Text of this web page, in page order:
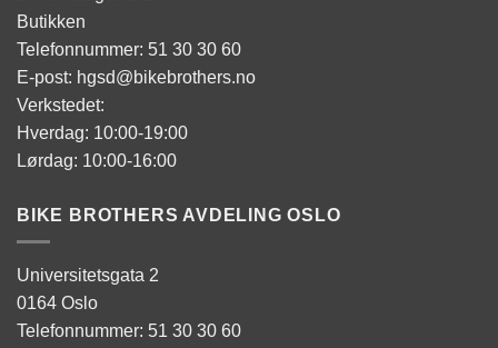
Butikken
Telefonnummer: 51 30 30 60
E-post: hgsd@bikebrothers.no
Verkstedet:
Hverdag: 10:00-19:00
Lørdag: 10:00-16:00
BIKE BROTHERS AVDELING OSLO
Universitetsgata 2
0164 Oslo
Telefonnummer: 51 30 30 60